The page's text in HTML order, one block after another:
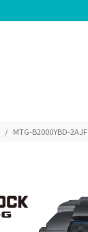
MTG-B2000YBD-2AJF